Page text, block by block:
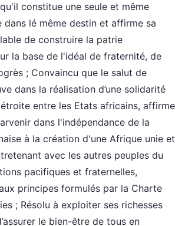
constitue une seule et même
dans lé même destin et affirme sa
de construire la patrie
la base de l'idéal de fraternité, de
; Convaincu que le salut de
dans la réalisation d’une solidarité
entre les Etats africains, affirme
dans l'indépendance de la
à la création d'une Afrique unie et
avec les autres peuples du
pacifiques et fraternelles,
principes formulés par la Charte
; Résolu à exploiter ses richesses
le bien-être de tous en